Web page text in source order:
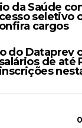
da Saúde
seletivo
cargos
do Dataprev
de até